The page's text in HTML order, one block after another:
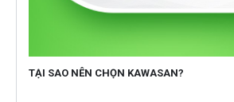
TẠI SAO NÊN CHỌN KAWASAN?